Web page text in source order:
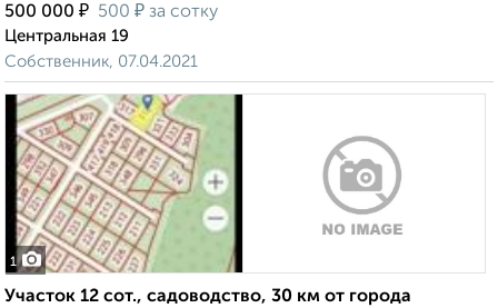
500 000 ₽ 500 ₽ за сотку
Центральная 19
Собственник, 07.04.2021
1
Участок 12 сот., садоводство, 30 км от города